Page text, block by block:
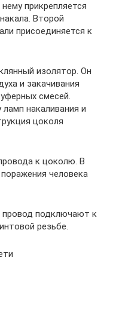
прикрепляется
Второй
присоединяется к
изолятор. Он
и закачивания
смесей.
накаливания и
цоколя
к цоколю. В
человека
подключают к
резьбе.